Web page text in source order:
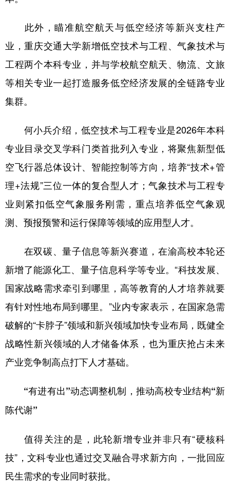
此外，瞄准航空航天与低空经济等新兴支柱产
业，重庆交通大学新增低空技术与工程、气象技术与
工程两个本科专业，并与学校航空航天、物流、文旅
等相关专业一起打造服务低空经济发展的全链路专业
集群。
何小兵介绍，低空技术与工程专业是2026年本科
专业目录交叉学科门类首批列入专业，将聚焦新型低
空飞行器总体设计、智能控制等方向，培养“技术+管
理+法规”三位一体的复合型人才；气象技术与工程专
业则紧扣低空气象服务刚需，重点培养低空气象观
测、预报预警和运行保障等领域的应用型人才。
在双碳、量子信息等新兴赛道，在渝高校本轮还
新增了能源化工、量子信息科学等专业。“科技发展、
国家战略需求牵引到哪里，高等教育的人才培养就要
有针对性地布局到哪里。”业内专家表示，在国家急需
破解的“卡脖子”领域和新兴领域加快专业布局，既健全
战略性新兴领域的人才储备体系，也为重庆抢占未来
产业竞争制高点打下人才基础。
“有进有出”动态调整机制，推动高校专业结构“新
陈代谢”
值得关注的是，此轮新增专业并非只有“硬核科
技”，文科专业也通过交叉融合寻求新方向，一批回应
民生需求的专业同时获批。